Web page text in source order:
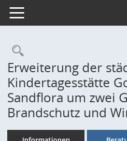
Toggle navigation
Rechercheauswahl
Erweiterung der
Kindertagesstätte
Sandflora um zwei
Brandschutz und